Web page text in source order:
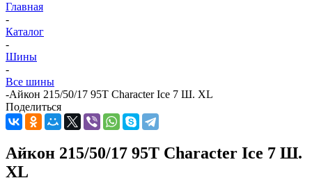
Главная
-
Каталог
-
Шины
-
Все шины
-Айкон 215/50/17 95T Character Ice 7 Ш. XL
Поделиться
Айкон 215/50/17 95T Character Ice 7 Ш.
XL